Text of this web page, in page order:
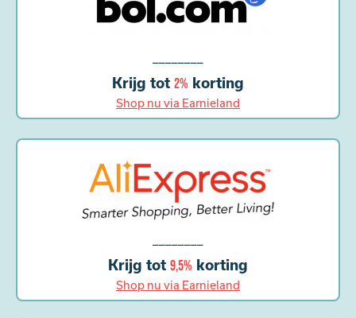
Krijg tot 2% korting
Shop nu via Earnieland
Krijg tot 9,5% korting
Shop nu via Earnieland